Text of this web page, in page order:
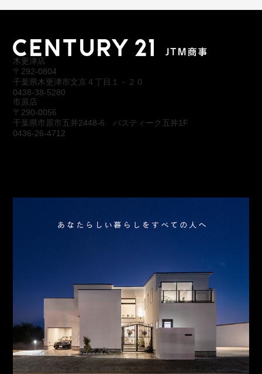
木更津店
〒292-0804
千葉県木更津市文京４丁目１－２０
0438-38-5280
市原店
〒290-0056
千葉県市原市五井2448-6 パスティーク五井1F
0436-26-4712